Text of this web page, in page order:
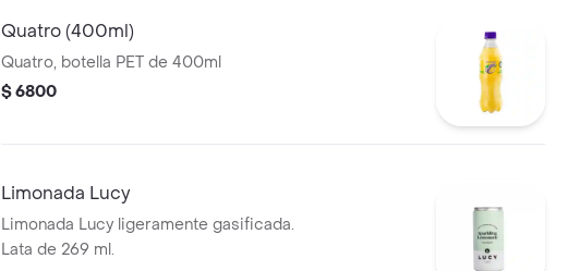
Quatro (400ml)
Quatro, botella PET de 400ml
$ 6800
Limonada Lucy
Limonada Lucy ligeramente gasificada.
Lata de 269 ml.